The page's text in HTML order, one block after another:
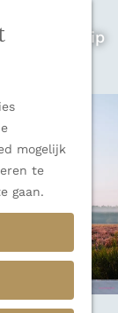
mogelijk
te
gaan.
stedentrip